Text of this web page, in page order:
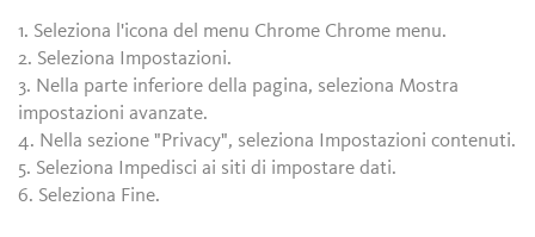
1. Seleziona l'icona del menu Chrome Chrome menu.
2. Seleziona Impostazioni.
3. Nella parte inferiore della pagina, seleziona Mostra
impostazioni avanzate.
4. Nella sezione "Privacy", seleziona Impostazioni contenuti.
5. Seleziona Impedisci ai siti di impostare dati.
6. Seleziona Fine.